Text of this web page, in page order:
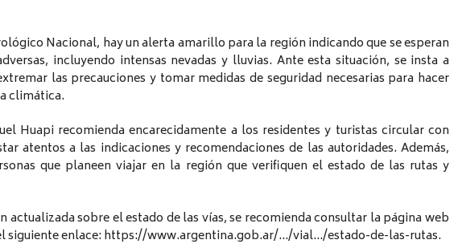
Nacional, hay un alerta amarillo para la región indicando que se esperan
incluyendo intensas nevadas y lluvias. Ante esta situación, se insta a
las precauciones y tomar medidas de seguridad necesarias para hacer
climática.
Huapi recomienda encarecidamente a los residentes y turistas circular con
atentos a las indicaciones y recomendaciones de las autoridades. Además,
que planeen viajar en la región que verifiquen el estado de las rutas y
actualizada sobre el estado de las vías, se recomienda consultar la página web
siguiente enlace: https://www.argentina.gob.ar/…/vial…/estado-de-las-rutas.